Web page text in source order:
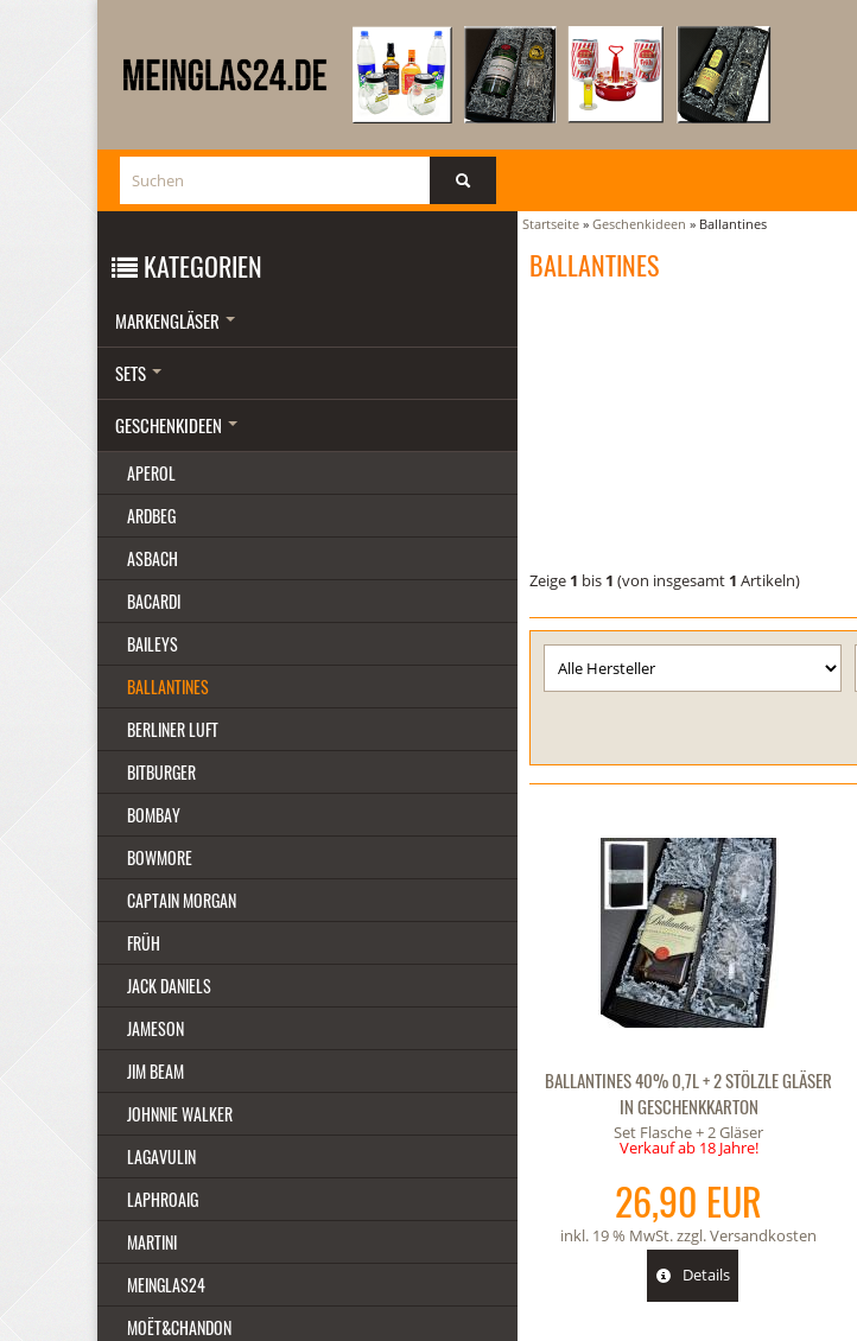
Startseite » Geschenkideen » Ballantines
BALLANTINES
Zeige 1 bis 1 (von insgesamt 1 Artikeln)
BALLANTINES 40% 0,7L + 2 STÖLZLE GLÄSER
IN GESCHENKKARTON
Set Flasche + 2 Gläser
Verkauf ab 18 Jahre!
26,90 EUR
inkl. 19 % MwSt. zzgl.Versandkosten
Details
KATEGORIEN
MARKENGLÄSER
SETS
GESCHENKIDEEN
APEROL
ARDBEG
ASBACH
BACARDI
BAILEYS
BALLANTINES
BERLINER LUFT
BITBURGER
BOMBAY
BOWMORE
CAPTAIN MORGAN
FRÜH
JACK DANIELS
JAMESON
JIM BEAM
JOHNNIE WALKER
LAGAVULIN
LAPHROAIG
MARTINI
MEINGLAS24
MOËT&CHANDON